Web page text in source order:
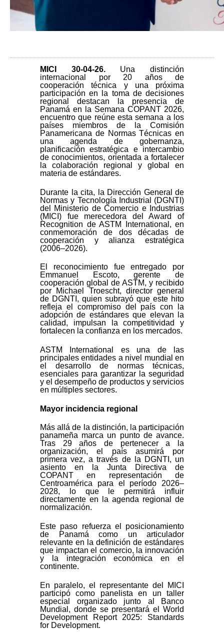
MICI 30-04-26. Una distinción
internacional por 20 años de
cooperación técnica y una próxima
participación en la toma de decisiones
regional destacan la presencia de
Panamá en la Semana COPANT 2026,
encuentro que reúne esta semana a los
países miembros de la Comisión
Panamericana de Normas Técnicas en
una agenda de gobernanza,
planificación estratégica e intercambio
de conocimientos, orientada a fortalecer
la colaboración regional y global en
materia de estándares.
Durante la cita, la Dirección General de
Normas y Tecnología Industrial (DGNTI)
del Ministerio de Comercio e Industrias
(MICI) fue merecedora del Award of
Recognition de ASTM International, en
conmemoración de dos décadas de
cooperación y alianza estratégica
(2006–2026).
El reconocimiento fue entregado por
Emmanuel Escoto, gerente de
cooperación global de ASTM, y recibido
por Michael Troescht, director general
de DGNTI, quien subrayó que este hito
refleja el compromiso del país con la
adopción de estándares que elevan la
calidad, impulsan la competitividad y
fortalecen la confianza en los mercados.
ASTM International es una de las
principales entidades a nivel mundial en
el desarrollo de normas técnicas,
esenciales para garantizar la seguridad
y el desempeño de productos y servicios
en múltiples sectores.
Mayor incidencia regional
Más allá de la distinción, la participación
panameña marca un punto de avance.
Tras 29 años de pertenecer a la
organización, el país asumirá por
primera vez, a través de la DGNTI, un
asiento en la Junta Directiva de
COPANT en representación de
Centroamérica para el período 2026–
2028, lo que le permitirá influir
directamente en la agenda regional de
normalización.
Este paso refuerza el posicionamiento
de Panamá como un articulador
relevante en la definición de estándares
que impactan el comercio, la innovación
y la integración económica en el
continente.
En paralelo, el representante del MICI
participó como panelista en un taller
especial organizado junto al Banco
Mundial, donde se presentará el World
Development Report 2025: Standards
for Development.